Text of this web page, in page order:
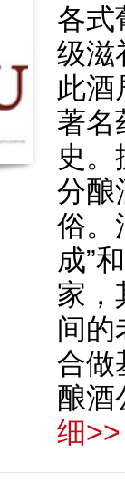
各式
级滋
此酒
著名
史。
分酿
俗。
成”
家，
间的
合做
酿
细>>